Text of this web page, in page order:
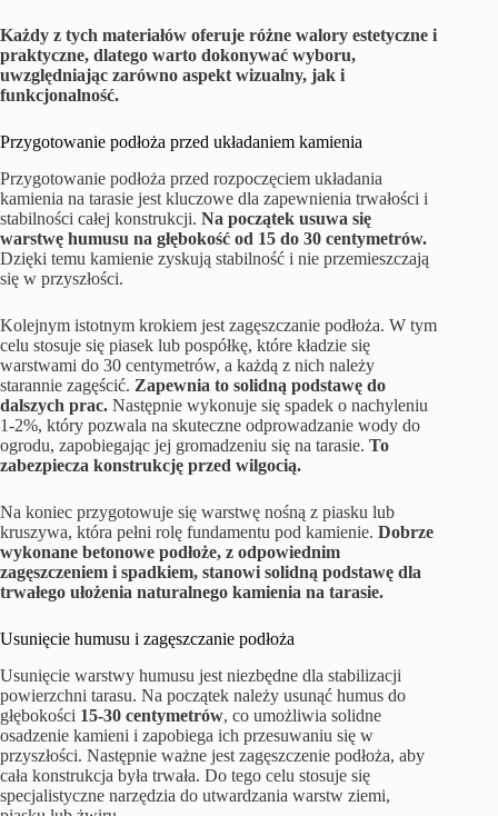
Każdy z tych materiałów oferuje różne walory estetyczne i
praktyczne, dlatego warto dokonywać wyboru,
uwzględniając zarówno aspekt wizualny, jak i
funkcjonalność.
Przygotowanie podłoża przed układaniem kamienia
Przygotowanie podłoża przed rozpoczęciem układania
kamienia na tarasie jest kluczowe dla zapewnienia trwałości i
stabilności całej konstrukcji. Na początek usuwa się
warstwę humusu na głębokość od 15 do 30 centymetrów.
Dzięki temu kamienie zyskują stabilność i nie przemieszczają
się w przyszłości.
Kolejnym istotnym krokiem jest zagęszczanie podłoża. W tym
celu stosuje się piasek lub pospółkę, które kładzie się
warstwami do 30 centymetrów, a każdą z nich należy
starannie zagęścić. Zapewnia to solidną podstawę do
dalszych prac. Następnie wykonuje się spadek o nachyleniu
1-2%, który pozwala na skuteczne odprowadzanie wody do
ogrodu, zapobiegając jej gromadzeniu się na tarasie. To
zabezpiecza konstrukcję przed wilgocią.
Na koniec przygotowuje się warstwę nośną z piasku lub
kruszywa, która pełni rolę fundamentu pod kamienie. Dobrze
wykonane betonowe podłoże, z odpowiednim
zagęszczeniem i spadkiem, stanowi solidną podstawę dla
trwałego ułożenia naturalnego kamienia na tarasie.
Usunięcie humusu i zagęszczanie podłoża
Usunięcie warstwy humusu jest niezbędne dla stabilizacji
powierzchni tarasu. Na początek należy usunąć humus do
głębokości 15-30 centymetrów, co umożliwia solidne
osadzenie kamieni i zapobiega ich przesuwaniu się w
przyszłości. Następnie ważne jest zagęszczenie podłoża, aby
cała konstrukcja była trwała. Do tego celu stosuje się
specjalistyczne narzędzia do utwardzania warstw ziemi,